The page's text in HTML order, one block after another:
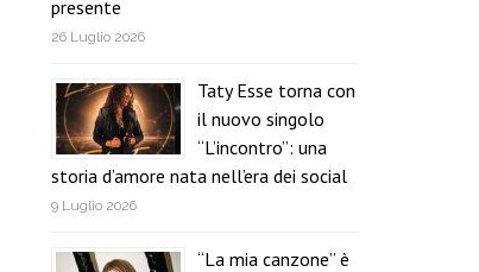
presente
26 Luglio 2026
Taty Esse torna con
il nuovo singolo
“L’incontro”: una
storia d’amore nata nell’era dei social
9 Luglio 2026
“La mia canzone” è